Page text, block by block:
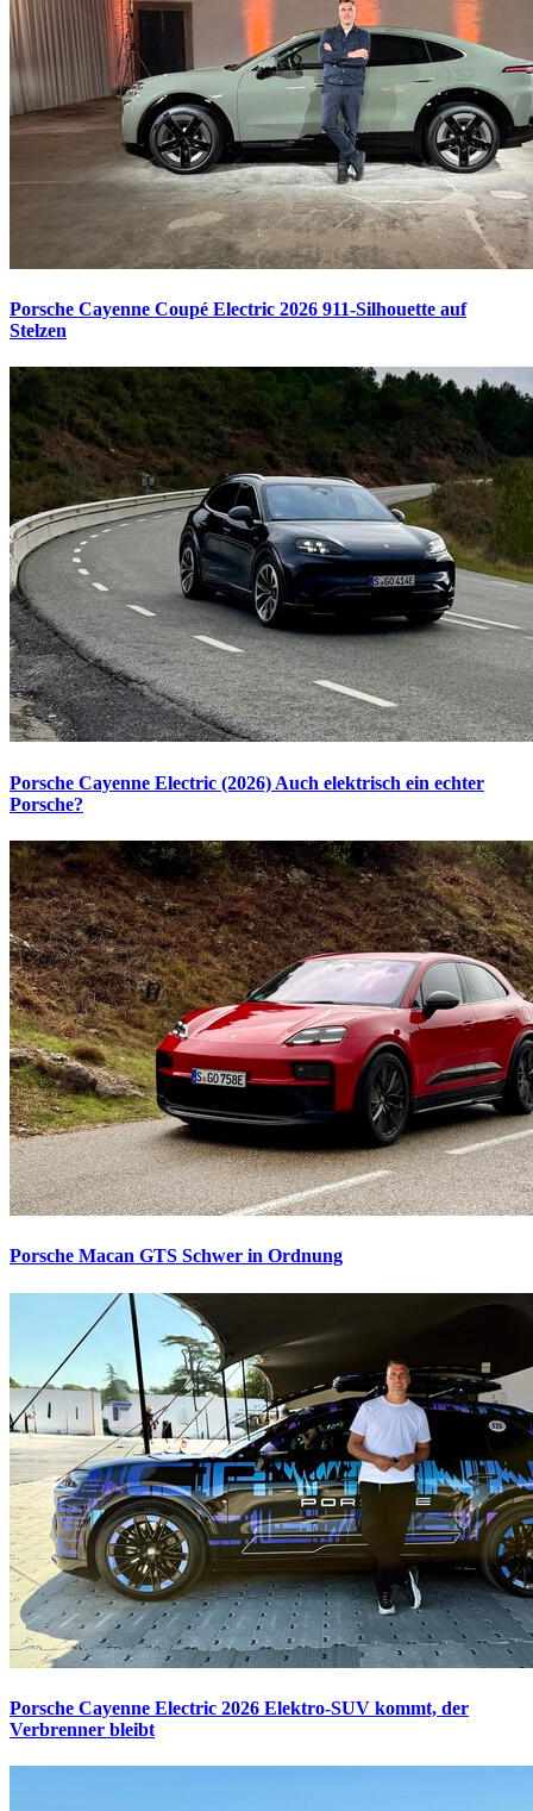
Porsche Cayenne Coupé Electric 2026 911-Silhouette auf
Stelzen
Porsche Cayenne Electric (2026) Auch elektrisch ein echter
Porsche?
Porsche Macan GTS Schwer in Ordnung
Porsche Cayenne Electric 2026 Elektro-SUV kommt, der
Verbrenner bleibt